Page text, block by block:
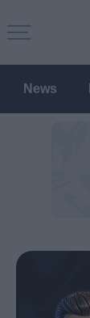
News